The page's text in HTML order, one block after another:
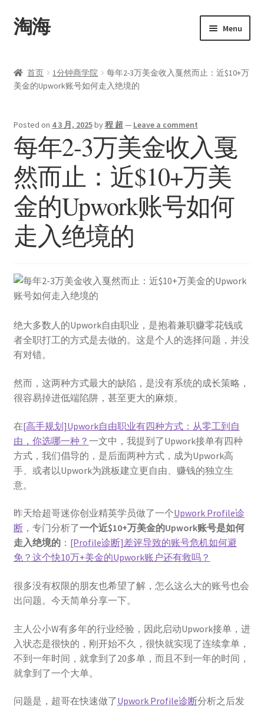
Skip
to
Skip
to
淘海 Menu
关于
Upwork
博客
Expand
联系
我的帐户
登录
首页 1分钟商学院
每年2-3万美金收入戛然而止：近$10+万
美金的Upwork账号如何走入绝境的
Posted on 4 3 月, 2025by程 超 — Leave a comment
每年2-3万美金收入戛
然而止：近$10+万美
金的Upwork账号如何
走入绝境的
绝大多数人的Upwork自由职业，是抱着兼职赚零花钱或
者全职打工的方式是去做的。这是个人的选择问题，并没
有对错。
然而，这两种方式最大的缺陷，是没有系统的成长策略，
很容易掉进低端陷阱，甚至更大的麻烦。
在[高手规划]Upwork自由职业有四种方式：从零工到自
由，你选哪一种？ 一文中，我提到了Upwork接单有四种
方式，我们倡导的，是后面两种方式，成为Upwork高
手、或者以Upwork为跳板建立更自由、赚钱的独立生
意。
昨天给超哥迷你创业精英学员做了一个Upwork Profile诊
断，专门分析了一个近$10+万美金的Upwork账号是如何
走入绝境的： [Profile诊断]差评导致的账号危机如何避
免？这个快10万+美金的Upwork账户还有救吗？
很多没有权限的朋友也希望了解，怎么这么大的账号也会
出问题。今天简单分享一下。
主人公小W有多年的行业经验，因此启动Upwork接单，进
入状态是很快的，刚开始不久，很快就实现了连续拿单，
不到一年时间，就拿到了20多单，而且不到一年的时间，
就拿到了一个大单。
问题是，超哥在快速做了Upwork Profile诊断分析之后发